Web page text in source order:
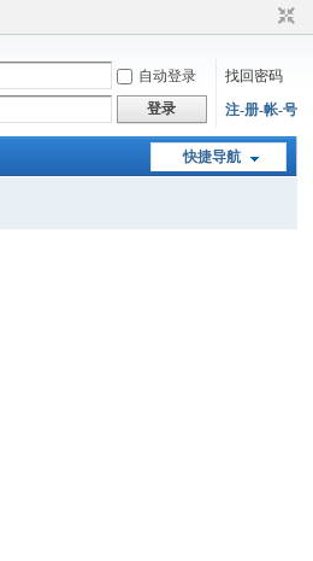
自动登录
找回密码
登录 注-册-帐-号
快捷导航